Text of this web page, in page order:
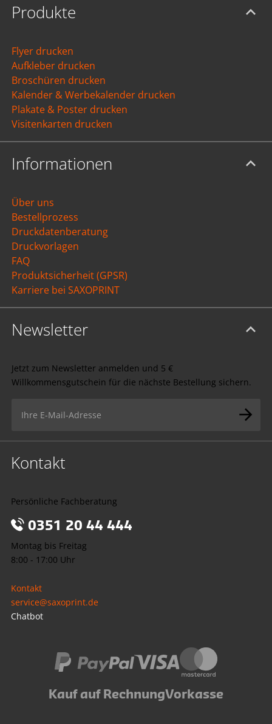
Produkte
Flyer drucken
Aufkleber drucken
Broschüren drucken
Kalender & Werbekalender drucken
Plakate & Poster drucken
Visitenkarten drucken
Informationen
Über uns
Bestellprozess
Druckdatenberatung
Druckvorlagen
FAQ
Produktsicherheit (GPSR)
Karriere bei SAXOPRINT
Newsletter
Jetzt zum Newsletter anmelden und 5 €
Willkommensgutschein für die nächste Bestellung sichern.
Kontakt
Persönliche Fachberatung
0351 20 44 444
Montag bis Freitag
8:00 - 17:00 Uhr
Kontakt
service@saxoprint.de
Chatbot
Kauf auf RechnungVorkasse